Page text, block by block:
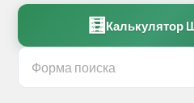
🧮 Калькулятор